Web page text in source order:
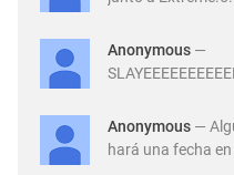
Anonymous —
Anonymous — Alguien sabe si Graham Bonnet
hará una fecha en